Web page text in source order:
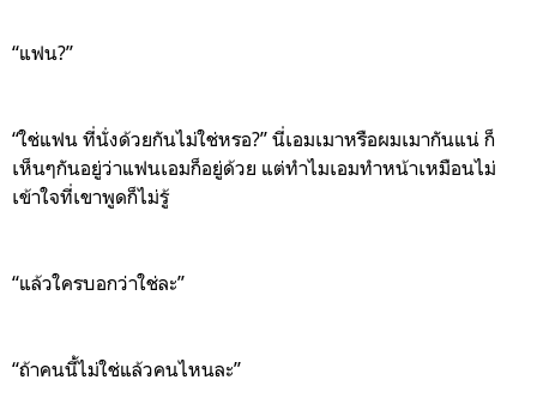
“แฟน?”
“ใช่แฟน ที่นั่งด้วยกันไม่ใช่หรอ?” นี่เอมเมาหรือผมเมากันแน่ ก็
เห็นๆกันอยู่ว่าแฟนเอมก็อยู่ด้วย แต่ทำไมเอมทำหน้าเหมือนไม่
เข้าใจที่เขาพูดก็ไม่รู้
“แล้วใครบอกว่าใช่ละ”
“ถ้าคนนี้ไม่ใช่แล้วคนไหนละ”